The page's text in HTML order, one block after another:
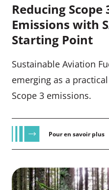
Reducing
Emissions with
Starting Point
Sustainable Aviation
emerging as a
Scope 3 emissions.
Pour en savoir plus